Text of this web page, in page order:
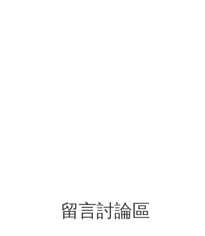
留言討論區